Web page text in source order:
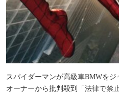
スパイダーマンが高級車BMWを
オーナーから批判殺到「法律で禁